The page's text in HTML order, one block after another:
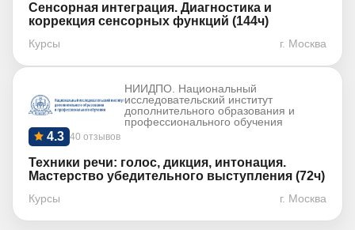
Сенсорная интеграция. Диагностика и
коррекция сенсорных функций (144ч)
Курсы г. Москва
НИИДПО. Национальный
исследовательский институт
дополнительного образования и
профессионального обучения
40 отзывов
4.3
Техники речи: голос, дикция, интонация.
Мастерство убедительного выступления (72ч)
Курсы г. Москва